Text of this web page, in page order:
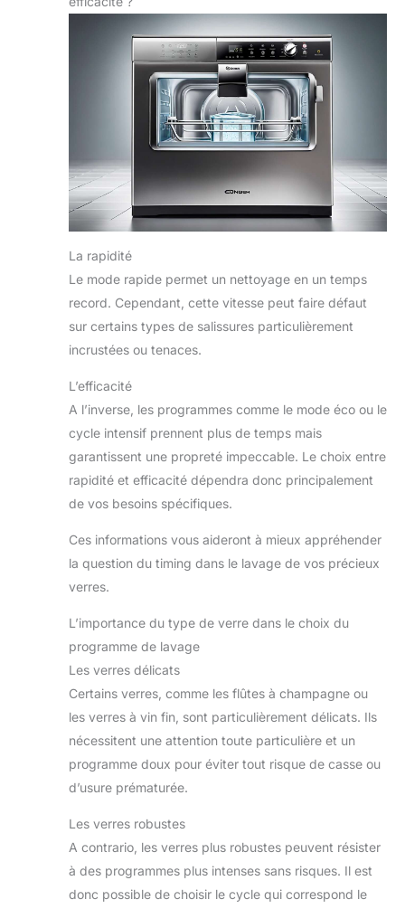
La rapidité
Le mode rapide permet un nettoyage en un temps
record. Cependant, cette vitesse peut faire défaut
sur certains types de salissures particulièrement
incrustées ou tenaces.
L’efficacité
A l’inverse, les programmes comme le mode éco ou le
cycle intensif prennent plus de temps mais
garantissent une propreté impeccable. Le choix entre
rapidité et efficacité dépendra donc principalement
de vos besoins spécifiques.
Ces informations vous aideront à mieux appréhender
la question du timing dans le lavage de vos précieux
verres.
L’importance du type de verre dans le choix du
programme de lavage
Les verres délicats
Certains verres, comme les flûtes à champagne ou
les verres à vin fin, sont particulièrement délicats. Ils
nécessitent une attention toute particulière et un
programme doux pour éviter tout risque de casse ou
d’usure prématurée.
Les verres robustes
A contrario, les verres plus robustes peuvent résister
à des programmes plus intenses sans risques. Il est
donc possible de choisir le cycle qui correspond le